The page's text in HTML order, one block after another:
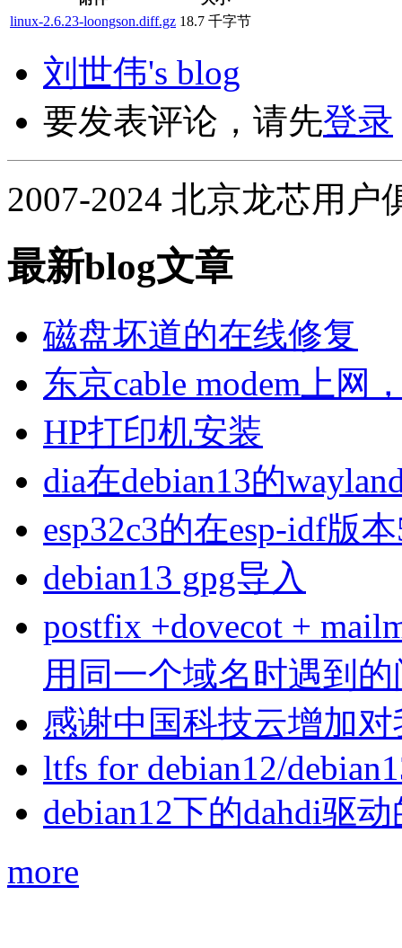
linux-2.6.23-loongson.diff.gz 18.7 千字节
刘世伟's blog
要发表评论，请先登录
2007-2024 北京龙芯用户
最新blog文章
磁盘坏道的在线修复
东京cable modem上网
HP打印机安装
dia在debian13的
esp32c3的在esp-idf版
debian13 gpg导入
postfix +dovecot +
用同一个域名时遇到
感谢中国科技云增加
ltfs for debian12/
debian12下的dahdi驱动
more